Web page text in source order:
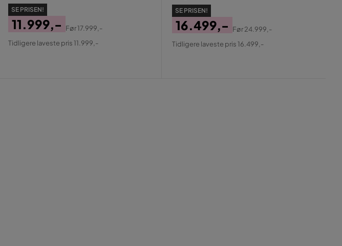
SE PRISEN!
Pris
11.999,-
Original
Før17.999,-
Tidligere laveste pris 11.999,-
SE PRISEN!
Pris
16.499,-
Original
Før24.999,-
Tidligere laveste pris 16.499,-